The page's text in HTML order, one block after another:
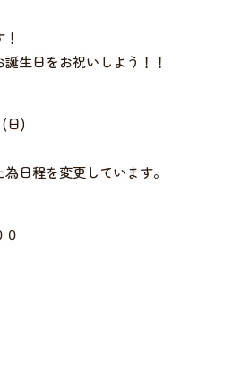
生日をお祝いしよう！！
日)
日程を変更しています。
０